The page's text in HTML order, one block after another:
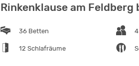
Rinkenklause am Feldberg
36 Betten
12 Schlafräume